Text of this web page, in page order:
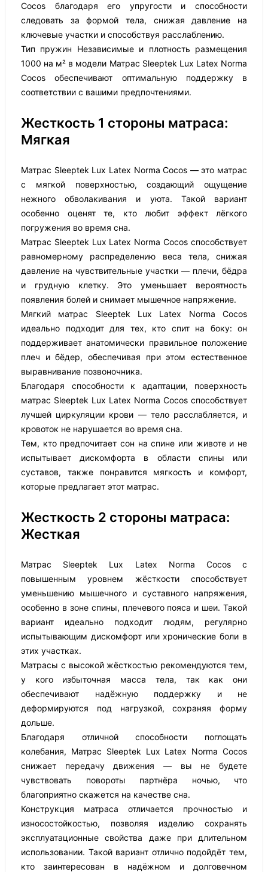
Cocos благодаря его упругости и способности
следовать за формой тела, снижая давление на
ключевые участки и способствуя расслаблению.
Тип пружин Независимые и плотность размещения
1000 на м² в модели Матрас Sleeptek Lux Latex Norma
Cocos обеспечивают оптимальную поддержку в
соответствии с вашими предпочтениями.
Жесткость 1 стороны матраса:
Мягкая
Матрас Sleeptek Lux Latex Norma Cocos — это матрас
с мягкой поверхностью, создающий ощущение
нежного обволакивания и уюта. Такой вариант
особенно оценят те, кто любит эффект лёгкого
погружения во время сна.
Матрас Sleeptek Lux Latex Norma Cocos способствует
равномерному распределению веса тела, снижая
давление на чувствительные участки — плечи, бёдра
и грудную клетку. Это уменьшает вероятность
появления болей и снимает мышечное напряжение.
Мягкий матрас Sleeptek Lux Latex Norma Cocos
идеально подходит для тех, кто спит на боку: он
поддерживает анатомически правильное положение
плеч и бёдер, обеспечивая при этом естественное
выравнивание позвоночника.
Благодаря способности к адаптации, поверхность
матрас Sleeptek Lux Latex Norma Cocos способствует
лучшей циркуляции крови — тело расслабляется, и
кровоток не нарушается во время сна.
Тем, кто предпочитает сон на спине или животе и не
испытывает дискомфорта в области спины или
суставов, также понравится мягкость и комфорт,
которые предлагает этот матрас.
Жесткость 2 стороны матраса:
Жесткая
Матрас Sleeptek Lux Latex Norma Cocos с
повышенным уровнем жёсткости способствует
уменьшению мышечного и суставного напряжения,
особенно в зоне спины, плечевого пояса и шеи. Такой
вариант идеально подходит людям, регулярно
испытывающим дискомфорт или хронические боли в
этих участках.
Матрасы с высокой жёсткостью рекомендуются тем,
у кого избыточная масса тела, так как они
обеспечивают надёжную поддержку и не
деформируются под нагрузкой, сохраняя форму
дольше.
Благодаря отличной способности поглощать
колебания, Матрас Sleeptek Lux Latex Norma Cocos
снижает передачу движения — вы не будете
чувствовать повороты партнёра ночью, что
благоприятно скажется на качестве сна.
Конструкция матраса отличается прочностью и
износостойкостью, позволяя изделию сохранять
эксплуатационные свойства даже при длительном
использовании. Такой вариант отлично подойдёт тем,
кто заинтересован в надёжном и долговечном